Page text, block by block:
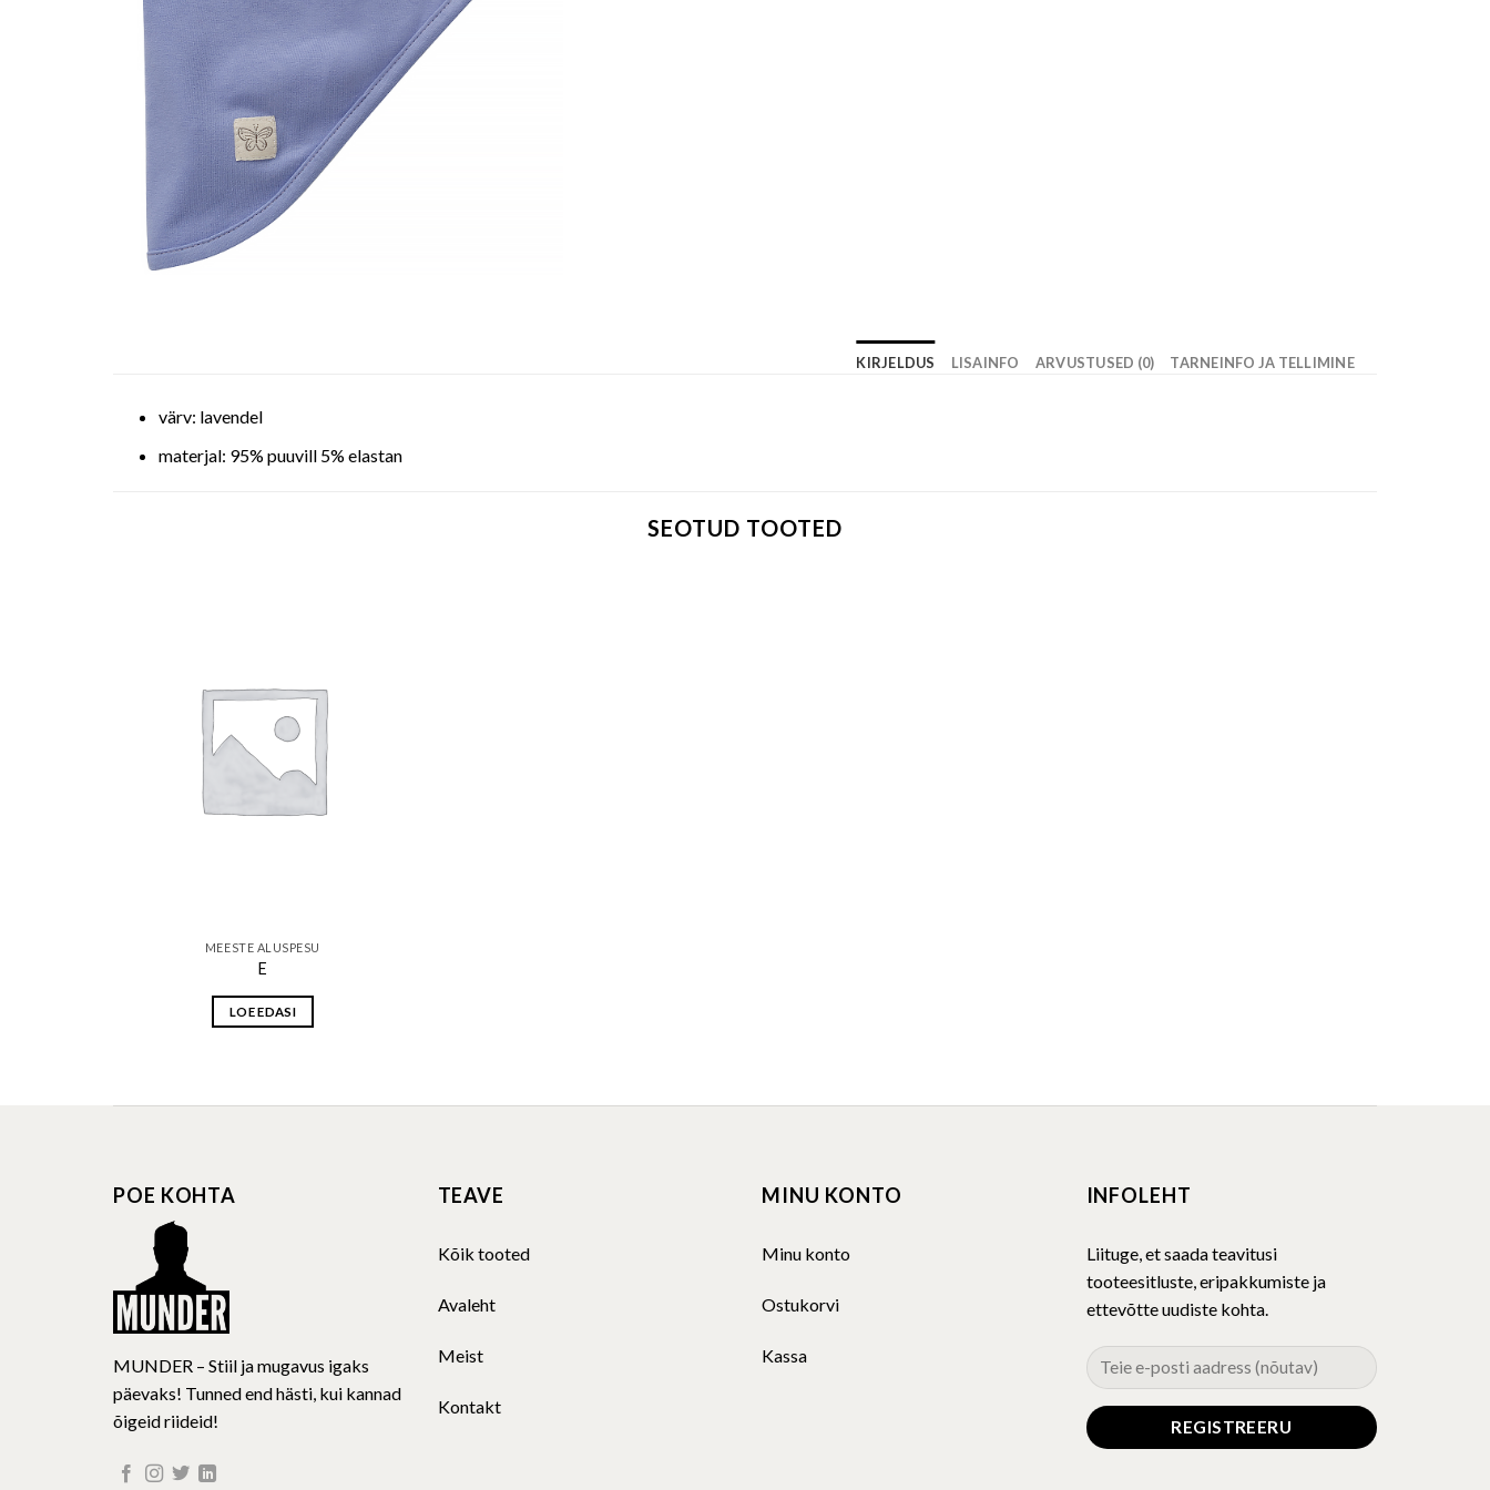
KIRJELDUS LISAINFO ARVUSTUSED (0) TARNEINFO JA TELLIMINE
värv: lavendel
materjal: 95% puuvill 5% elastan
SEOTUD TOOTED
MEESTE ALUSPESU
E
LOE EDASI
POE KOHTA
MUNDER – Stiil ja mugavus igaks
päevaks! Tunned end hästi, kui kannad
õigeid riideid!
TEAVE
Kõik tooted
Avaleht
Meist
Kontakt
MINU KONTO
Minu konto
Ostukorvi
Kassa
INFOLEHT
Liituge, et saada teavitusi
tooteesitluste, eripakkumiste ja
ettevõtte uudiste kohta.